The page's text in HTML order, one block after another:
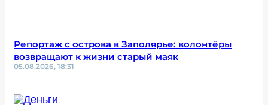
Репортаж с острова в Заполярье: волонтёры
возвращают к жизни старый маяк
05.08.2026, 18:31